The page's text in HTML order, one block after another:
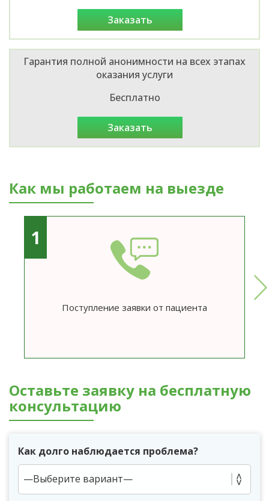
заказать
Гарантия полной анонимности на всех этапах
оказания услуги
Бесплатно
заказать
Как мы работаем на выезде
1
Поступление заявки от пациента
Оставьте заявку на бесплатную
консультацию
Как долго наблюдается проблема?